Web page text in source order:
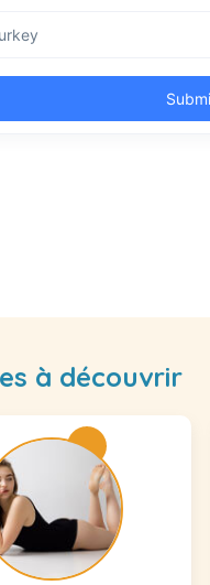
à découvrir